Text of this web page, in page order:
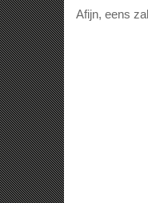
Afijn, eens